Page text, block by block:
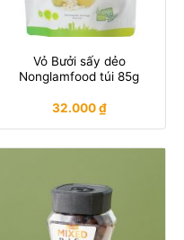
Vỏ Bưởi sấy dẻo
Nonglamfood túi 85g
32.000₫